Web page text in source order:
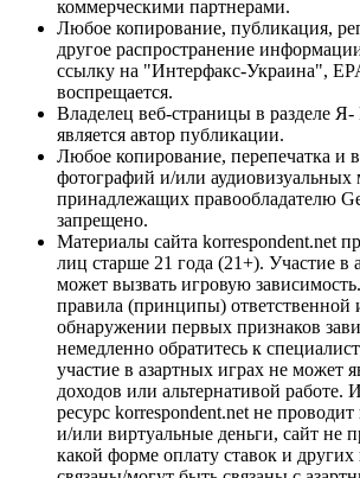
коммерческими партнерами.
Любое копирование, публикация,
другое распространение
ссылку на "Интерфакс-Украина",
воспрещается.
Владелец веб-страницы в разделе
является автор публикации.
Любое копирование, перепечатка и
фотографий и/или аудиовизуальных
принадлежащих правообладателю
запрещено.
Материалы сайта korrespondent.net
лиц старше 21 года (21+). Участие в
может вызвать игровую
правила (принципы)
обнаружении первых признаков
немедленно обратитесь к
участие в азартных играх не может
доходов или альтернативой
ресурс korrespondent.net не
и/или виртуальные деньги, сайт не
какой форме оплату ставок и